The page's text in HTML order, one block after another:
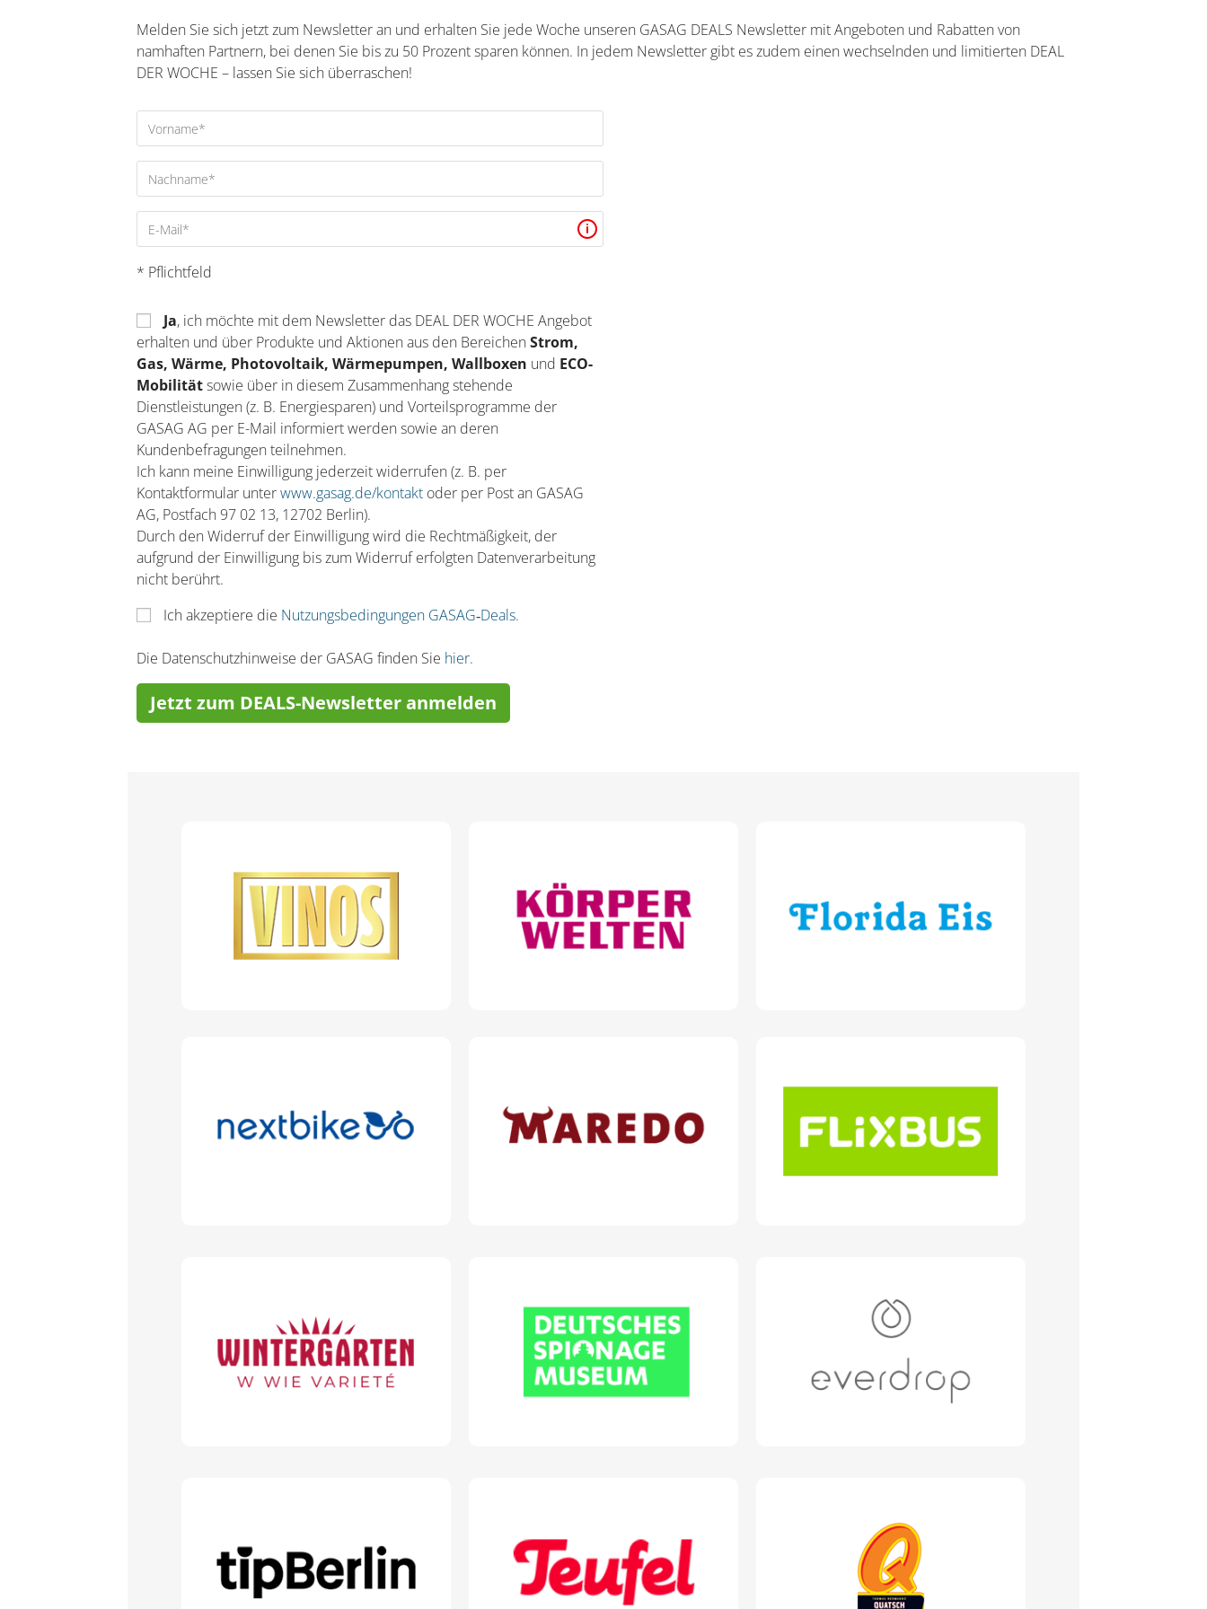
Melden Sie sich jetzt zum Newsletter an und erhalten Sie jede Woche unseren GASAG DEALS Newsletter mit Angeboten und Rabatten von
namhaften Partnern, bei denen Sie bis zu 50 Prozent sparen können. In jedem Newsletter gibt es zudem einen wechselnden und limitierten DEAL
DER WOCHE – lassen Sie sich überraschen!
* Pflichtfeld
Ja, ich möchte mit dem Newsletter das DEAL DER WOCHE Angebot
erhalten und über Produkte und Aktionen aus den BereichenStrom,
Gas, Wärme, Photovoltaik, Wärmepumpen, Wallboxen und ECO-
Mobilitätsowie über in diesem Zusammenhang stehende
Dienstleistungen (z. B. Energiesparen) und Vorteilsprogramme der
GASAG AG per E-Mail informiert werden sowie an deren
Kundenbefragungen teilnehmen.
Ich kann meine Einwilligung jederzeit widerrufen (z. B. per
Kontaktformular unterwww.gasag.de/kontakt oder per Post an GASAG
AG, Postfach 97 02 13, 12702 Berlin).
Durch den Widerruf der Einwilligung wird die Rechtmäßigkeit, der
aufgrund der Einwilligung bis zum Widerruf erfolgten Datenverarbeitung
nicht berührt.
Ich akzeptiere die Nutzungsbedingungen GASAG‐Deals.
Die Datenschutzhinweise der GASAG finden Sie hier.
Jetzt zum DEALS-Newsletter anmelden